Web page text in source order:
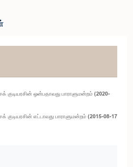
ஒன்பதாவது பாராளுமன்றம் (2020-
எட்டாவது பாராளுமன்றம் (2015-08-17